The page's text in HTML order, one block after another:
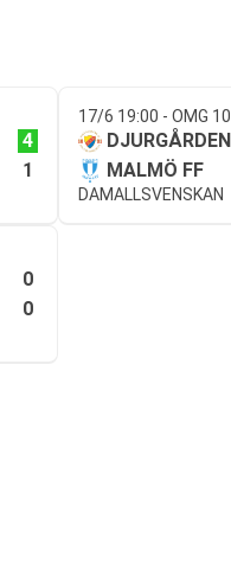
4
1
17/6 19:00 - OMG 10
DJURGÅRDEN
MALMÖ FF
DAMALLSVENSKAN
0
0